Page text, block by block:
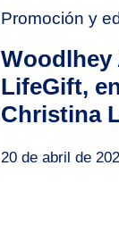
Promoción y
Woodlhey
LifeGift,
Christina
20 de abril de